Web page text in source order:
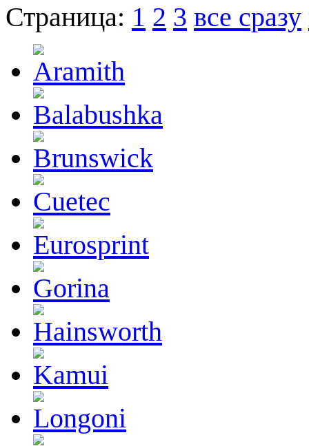
Страница: 1 2 3 все сразу